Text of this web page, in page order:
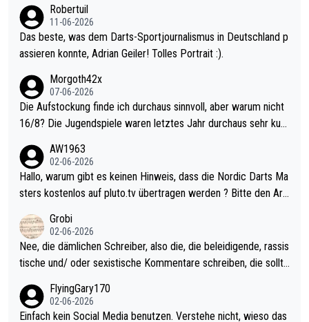
Robertuil
11-06-2026
Das beste, was dem Darts-Sportjournalismus in Deutschland p
assieren konnte, Adrian Geiler! Tolles Portrait :).
Morgoth42x
07-06-2026
Die Aufstockung finde ich durchaus sinnvoll, aber warum nicht
16/8? Die Jugendspiele waren letztes Jahr durchaus sehr kurz
Allerdings ist Mitchell Lawrie als Nummer 1 der Welt eh qualifi
ziert. Somit ändert die automatische Qualifikation des Weltmei
sters erstmal nichts. Ich denke sie wollen damit für nächstes J
ohl wenig WDF Turniere spielen. Dies war bei Archie Self letzt
es Jahr der Fall. Er musste als amtierender Weltmeister durch
den Qualifier und ich glaube kaum, dass Mitchel sich das (in Ve
gas) antun würde, wenn er doch eigentlich die PDC-WM als Zi
el hat.
AW1963
02-06-2026
Hallo, warum gibt es keinen Hinweis, dass die Nordic Darts Ma
sters kostenlos auf pluto.tv übertragen werden ? Bitte den Arti
Grobi
02-06-2026
Nee, die dämlichen Schreiber, also die, die beleidigende, rassis
tische und/ oder sexistische Kommentare schreiben, die sollte
s Leben in den Griff kriegen. Nur eins wundert mich: Luke Little
r war doch neulich erst derjenige, der über Social Media GvV p
FlyingGary170
02-06-2026
Einfach kein Social Media benutzen. Verstehe nicht, wieso das